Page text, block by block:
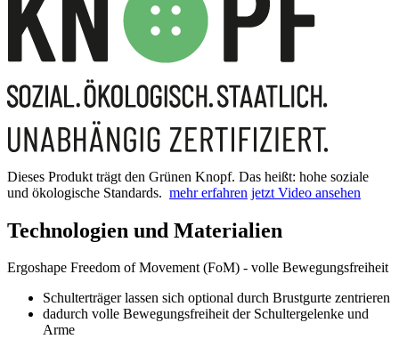
Dieses Produkt trägt den Grünen Knopf. Das heißt: hohe soziale
und ökologische Standards. mehr erfahren jetzt Video ansehen
Technologien und Materialien
Ergoshape Freedom of Movement (FoM) - volle Bewegungsfreiheit
Schulterträger lassen sich optional durch Brustgurte zentrieren
dadurch volle Bewegungsfreiheit der Schultergelenke und
Arme